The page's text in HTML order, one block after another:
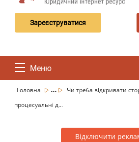
Зареєструватися
Меню
Головна ...
Чи треба відкривати
процесуальні д...
Відключити